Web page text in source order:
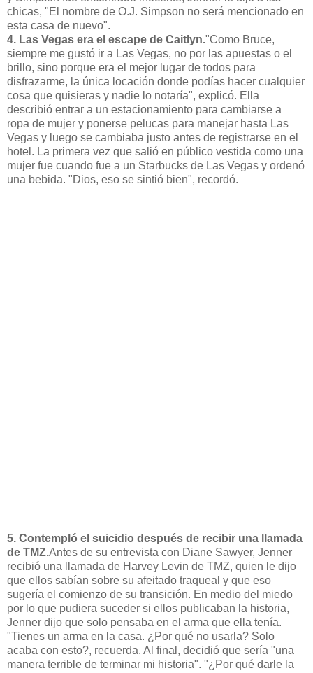
chicas, "El nombre de O.J. Simpson no será mencionado en
esta casa de nuevo".
4. Las Vegas era el escape de Caitlyn."Como Bruce,
siempre me gustó ir a Las Vegas, no por las apuestas o el
brillo, sino porque era el mejor lugar de todos para
disfrazarme, la única locación donde podías hacer cualquier
cosa que quisieras y nadie lo notaría", explicó. Ella
describió entrar a un estacionamiento para cambiarse a
ropa de mujer y ponerse pelucas para manejar hasta Las
Vegas y luego se cambiaba justo antes de registrarse en el
hotel. La primera vez que salió en público vestida como una
mujer fue cuando fue a un Starbucks de Las Vegas y ordenó
una bebida. "Dios, eso se sintió bien", recordó.
5. Contempló el suicidio después de recibir una llamada
de TMZ.Antes de su entrevista con Diane Sawyer, Jenner
recibió una llamada de Harvey Levin de TMZ, quien le dijo
que ellos sabían sobre su afeitado traqueal y que eso
sugería el comienzo de su transición. En medio del miedo
por lo que pudiera suceder si ellos publicaban la historia,
Jenner dijo que solo pensaba en el arma que ella tenía.
"Tienes un arma en la casa. ¿Por qué no usarla? Solo
acaba con esto?, recuerda. Al final, decidió que sería "una
manera terrible de terminar mi historia". "¿Por qué darle la